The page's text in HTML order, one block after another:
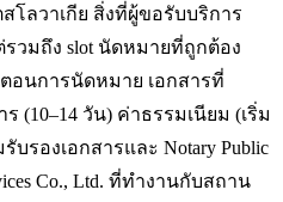
โลวาเกีย สิ่งที่ผู้ขอรับบริการ
รวมถึง slot นัดหมายที่ถูกต้อง
อนการนัดหมาย เอกสารที่
(10–14 วัน) ค่าธรรมเนียม (เริ่ม
บรองเอกสารและ Notary Public
Co., Ltd. ที่ทำงานกับสถาน